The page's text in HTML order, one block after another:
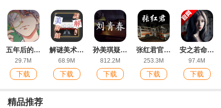
五年后的来信正式版
29.7M
下载
解谜美术馆IOS版手游(謎解き美術館)
68.9M
下载
孙美琪疑案刘青春官方ios版
812.2M
下载
张红君官方版
253.3M
下载
安之若命游戏官方新版
97.4M
下载
精品推荐